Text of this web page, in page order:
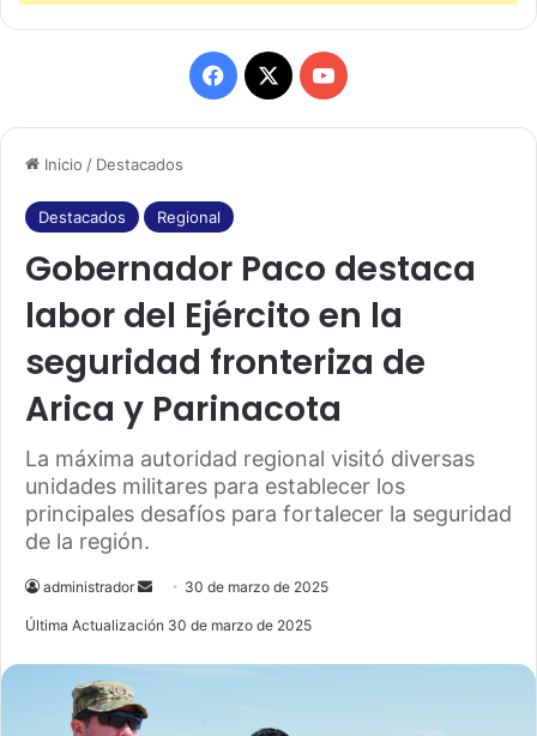
Inicio / Destacados
Destacados Regional
Gobernador Paco destaca
labor del Ejército en la
seguridad fronteriza de
Arica y Parinacota
La máxima autoridad regional visitó diversas
unidades militares para establecer los
principales desafíos para fortalecer la seguridad
de la región.
administrador
e
30 de marzo de 2025
Última Actualización 30 de marzo de 2025
F
a
e
b
o
o
k
X
Y
o
u
b
e